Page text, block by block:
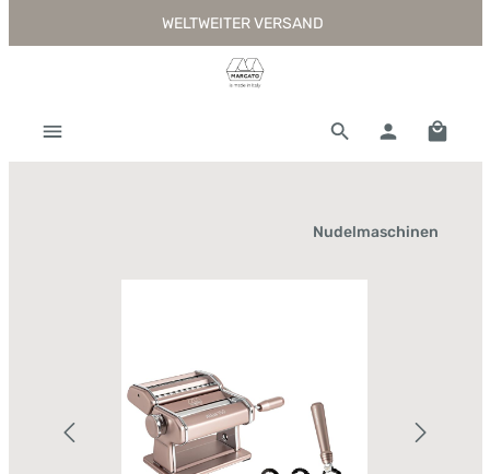
Zum Hauptinhalt springenWELTWEITER VERSAND
Nudelmaschinen